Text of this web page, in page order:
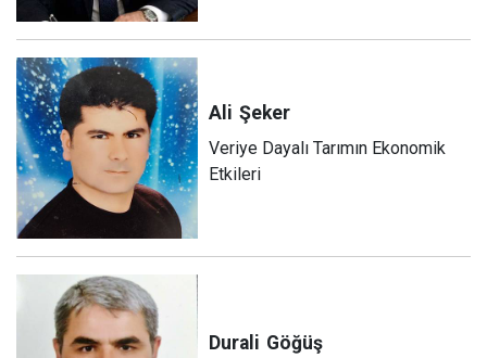
Ali Şeker
Veriye Dayalı Tarımın Ekonomik
Etkileri
Durali Göğüş